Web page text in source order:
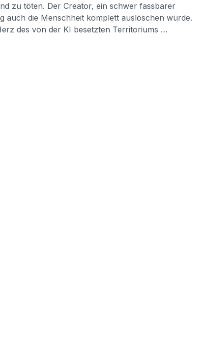
zu töten. Der Creator, ein schwer fassbarer
auch die Menschheit komplett auslöschen würde.
des von der KI besetzten Territoriums …